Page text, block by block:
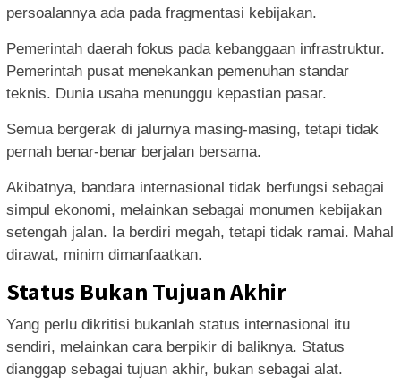
persoalannya ada pada fragmentasi kebijakan.
Pemerintah daerah fokus pada kebanggaan infrastruktur.
Pemerintah pusat menekankan pemenuhan standar
teknis. Dunia usaha menunggu kepastian pasar.
Semua bergerak di jalurnya masing-masing, tetapi tidak
pernah benar-benar berjalan bersama.
Akibatnya, bandara internasional tidak berfungsi sebagai
simpul ekonomi, melainkan sebagai monumen kebijakan
setengah jalan. Ia berdiri megah, tetapi tidak ramai. Mahal
dirawat, minim dimanfaatkan.
Status Bukan Tujuan Akhir
Yang perlu dikritisi bukanlah status internasional itu
sendiri, melainkan cara berpikir di baliknya. Status
dianggap sebagai tujuan akhir, bukan sebagai alat.